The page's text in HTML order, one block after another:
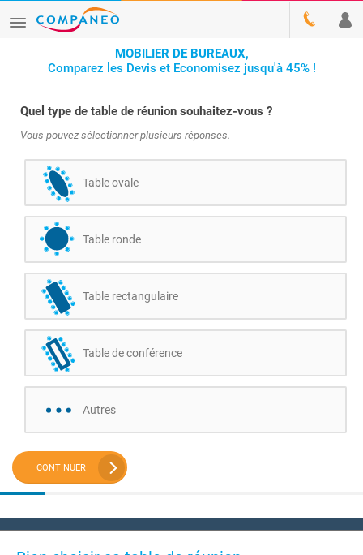
MOBILIER DE BUREAUX,
Comparez les Devis et Economisez jusqu'à 45% !
Quel type de table de réunion souhaitez-vous ?
Vous pouvez sélectionner plusieurs réponses.
Table ovale
Table ronde
Table rectangulaire
Table de conférence
Autres
CONTINUER